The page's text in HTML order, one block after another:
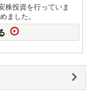
株投資を行っていま
ました。